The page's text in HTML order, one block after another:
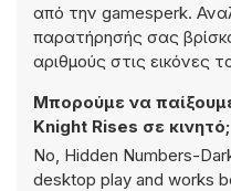
από την gamesperk.
παρατήρησής σας
αριθμούς στις εικόνες
Μπορούμε να
Knight Rises σε κινητό;
No, Hidden Numbers-
desktop play and works